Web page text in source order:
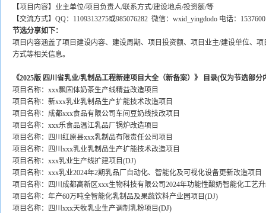
【项目内容】业主单位/项目负责人/联系方式/建设地点/投资额/等
【交流方式】QQ：1109313275或985076282 微信：wxid_yingdodo 电话：
节选分享如下：
项目内容涵盖了项目建设内容、建设周期、项目投资额、项目业主/建设单位、项
方式等相关信息。
《2025版 四川省乳业/乳制品工程新建项目大全（新备案）》 目录(仅为节选部分
项目名称：xxx飘固体奶茶生产线精益改造项目
项目名称：新xxx乳业乳制品生产扩能技术改造项目
项目名称：成都xxx食品有限公司车间豆奶线技改项目
项目名称：xxx乐食品温江乳品厂锅炉改造项目
项目名称：四川红原县xxx乳制品有限责任公司项目
项目名称：四川xxx乳业乳制品生产扩能技术改造项目
项目名称：xxx乳业生产线扩建项目(DJ)
项目名称：xxx乳业2024年2期乳品厂自动化、智能化及可视化设备更新改造项目
项目名称：四川成都高新区xxx生物科技有限公司2024年功能性酸奶智能化工艺
项目名称：年产60万吨全智能化乳制品及果蔬饮料产业园项目(DJ)
项目名称：四川xxx天牧乳业生产调制乳粉项目(DJ)